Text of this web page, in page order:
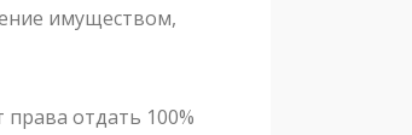
имуществом,
отдать 100%